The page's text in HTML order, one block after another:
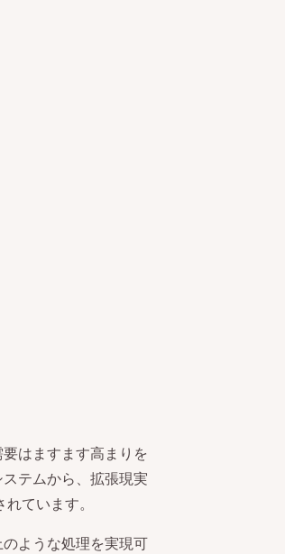
はますます高まりを
テムから、拡張現実
ています。
ような処理を実現可